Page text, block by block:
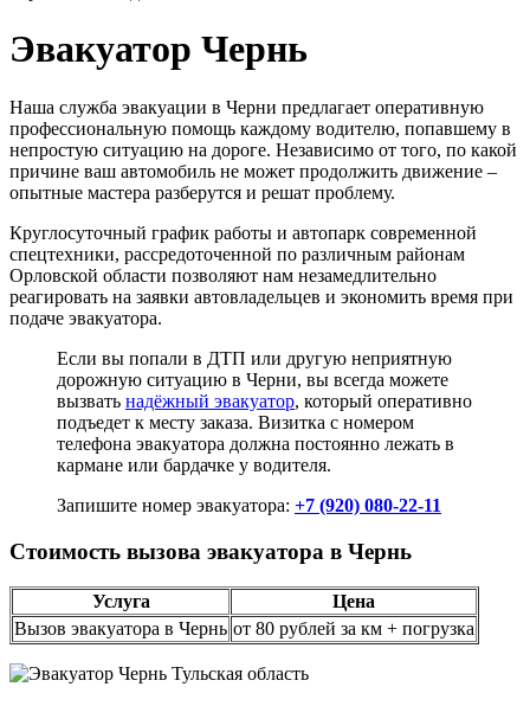
Эвакуатор Чернь
Наша служба эвакуации в Черни предлагает оперативную
профессиональную помощь каждому водителю, попавшему в
непростую ситуацию на дороге. Независимо от того, по какой
причине ваш автомобиль не может продолжить движение –
опытные мастера разберутся и решат проблему.
Круглосуточный график работы и автопарк современной
спецтехники, рассредоточенной по различным районам
Орловской области позволяют нам незамедлительно
реагировать на заявки автовладельцев и экономить время при
подаче эвакуатора.
Если вы попали в ДТП или другую неприятную
дорожную ситуацию в Черни, вы всегда можете
вызвать надёжный эвакуатор, который оперативно
подъедет к месту заказа. Визитка с номером
телефона эвакуатора должна постоянно лежать в
кармане или бардачке у водителя.
Запишите номер эвакуатора: +7 (920) 080-22-11
Стоимость вызова эвакуатора в Чернь
Услуга
Цена
Вызов эвакуатора в Чернь от 80 рублей за км + погрузка